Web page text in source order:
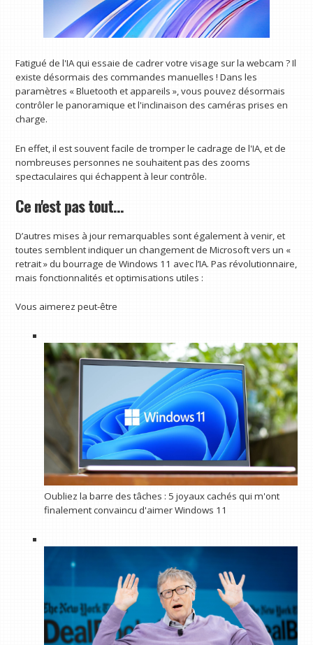
Fatigué de l'IA qui essaie de cadrer votre visage sur la webcam ? Il
existe désormais des commandes manuelles ! Dans les
paramètres « Bluetooth et appareils », vous pouvez désormais
contrôler le panoramique et l'inclinaison des caméras prises en
charge.
En effet, il est souvent facile de tromper le cadrage de l'IA, et de
nombreuses personnes ne souhaitent pas des zooms
spectaculaires qui échappent à leur contrôle.
Ce n'est pas tout…
D’autres mises à jour remarquables sont également à venir, et
toutes semblent indiquer un changement de Microsoft vers un «
retrait » du bourrage de Windows 11 avec l’IA. Pas révolutionnaire,
mais fonctionnalités et optimisations utiles :
Vous aimerez peut-être
Oubliez la barre des tâches : 5 joyaux cachés qui m'ont
finalement convaincu d'aimer Windows 11